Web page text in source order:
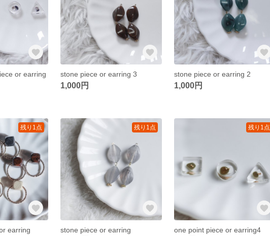
or earring stone piece or earring 3
1,000円
stone piece or earring 2
1,000円
残り1点
earring
残り1点
stone piece or earring
残り1点
one point piece or earring4